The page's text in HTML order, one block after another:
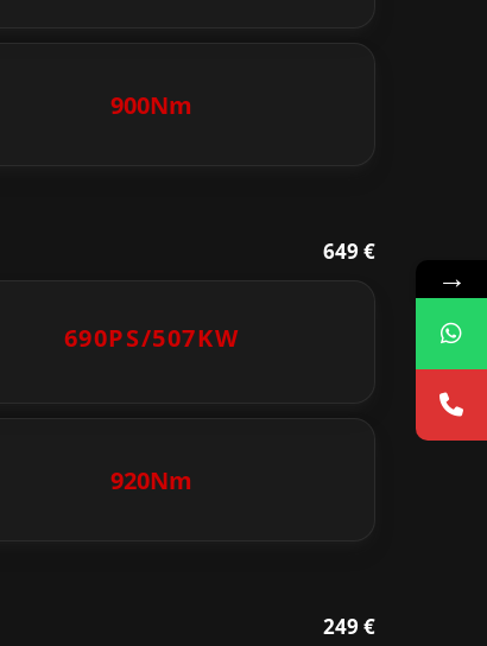
900Nm
649 €
690PS/507KW
920Nm
249 €
→